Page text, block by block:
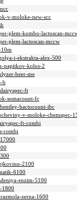
v-moloke-new-scc
plem-kombo-lactoscan-
plem-lactoscan-mccw
10m
i-ekstrakta-alex-500
napitkov-kolos-2
beer-me
b
ft
somacount-fc
bactocount-ibc
v-moloke-chemspec-
ft-combi
combi
2100
6100
enzim-5100
1800
zerna-1600